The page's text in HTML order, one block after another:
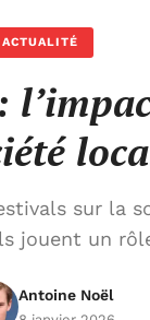
ACTUALITÉ
sur la
jouent un
Antoine Noël